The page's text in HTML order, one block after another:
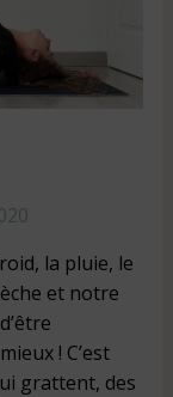
la pluie, le
et notre
! C’est
grattent, des